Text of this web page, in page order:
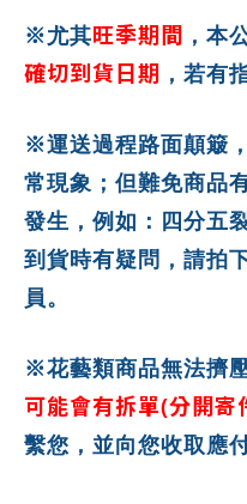
※尤其旺季期間 ，本
確切到貨日期 ，若有
※運送過程路面顛簸
常現象；但難免商品
發生，例如：四分五
到貨時有疑問，請拍
員。
※花藝類商品無法擠
可能會有拆單(分開寄
繫您，並向您收取應